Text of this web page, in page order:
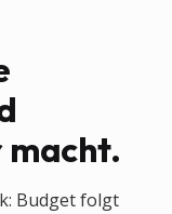
macht.
Budget folgt